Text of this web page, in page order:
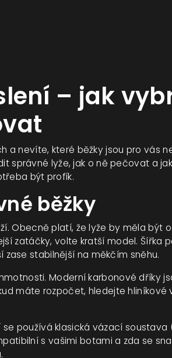
– jak
a nevíte, které běžky jsou pro vás
správné lyže, jak o ně pečovat a
být profík.
běžky
Obecně platí, že lyže by měla být
zatáčky, volte kratší model. Šířka
zase stabilnější na měkčím sněhu.
Moderní karbonové dříky
máte rozpočet, hledejte hliníkové
používá klasická vázací soustava
s vašimi botami a zda se